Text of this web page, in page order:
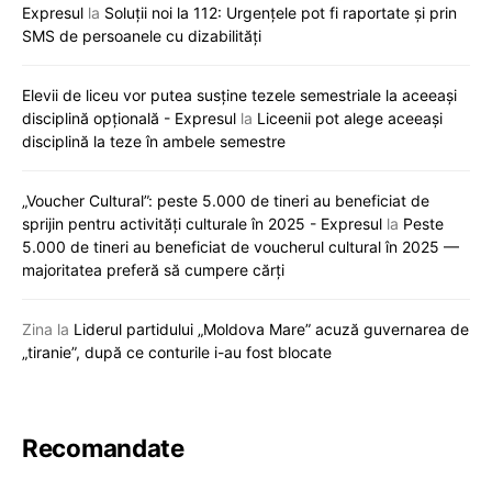
Expresul la Soluții noi la 112: Urgențele pot fi raportate și prin
SMS de persoanele cu dizabilități
Elevii de liceu vor putea susține tezele semestriale la aceeași
disciplină opțională - Expresul la Liceenii pot alege aceeași
disciplină la teze în ambele semestre
„Voucher Cultural”: peste 5.000 de tineri au beneficiat de
sprijin pentru activități culturale în 2025 - Expresul la Peste
5.000 de tineri au beneficiat de voucherul cultural în 2025 —
majoritatea preferă să cumpere cărți
Zina la Liderul partidului „Moldova Mare” acuză guvernarea de
„tiranie”, după ce conturile i-au fost blocate
Recomandate